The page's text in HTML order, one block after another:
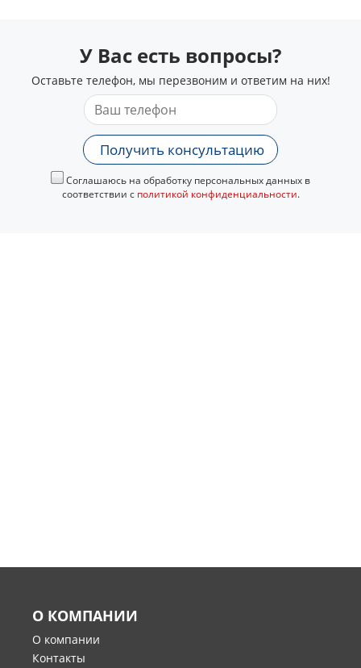
У Вас есть вопросы?
Оставьте телефон, мы перезвоним и ответим на них!
Получить консультацию
Соглашаюсь на обработку персональных данных в
соответствии с политикой конфиденциальности.
О КОМПАНИИ
О компании
Контакты